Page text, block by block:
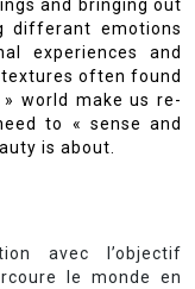
and bringing out
differant emotions
experiences and
often found
world make us re-
to « sense and
is about.
avec l’objectif
le monde en